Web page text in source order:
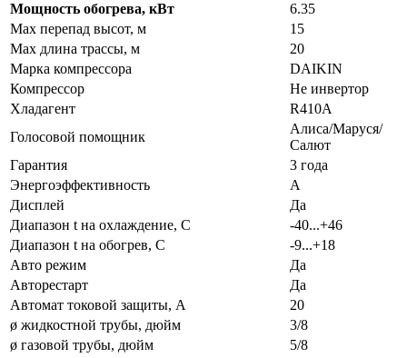
Мощность обогрева, кВт
6.35
Max перепад высот, м
15
Max длина трассы, м
20
Марка компрессора
DAIKIN
Компрессор
Не инвертор
Хладагент
R410A
Голосовой помощник
Алиса/Маруся/
Салют
Гарантия
3 года
Энергоэффективность
A
Дисплей
Да
Диапазон t на охлаждение, С
-40...+46
Диапазон t на обогрев, С
-9...+18
Авто режим
Да
Авторестарт
Да
Автомат токовой защиты, А
20
ø жидкостной трубы, дюйм
3/8
ø газовой трубы, дюйм
5/8